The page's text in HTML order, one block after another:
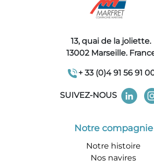
13, quai de la joliette.
13002 Marseille.
+ 33 (0)4 91 56 91
SUIVEZ-NOUS
Notre compagnie
Notre histoire
Nos navires